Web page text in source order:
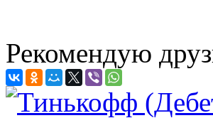
Рекомендую